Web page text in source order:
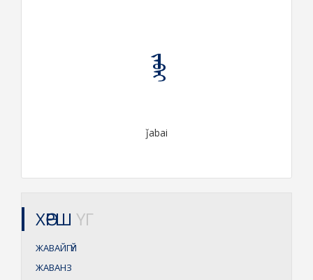
ᠵᠠᠪᠠᠶ
ǰabai
ХӨРШ ҮГ
ЖАВАЙГҮЙ
ЖАВАНЗ